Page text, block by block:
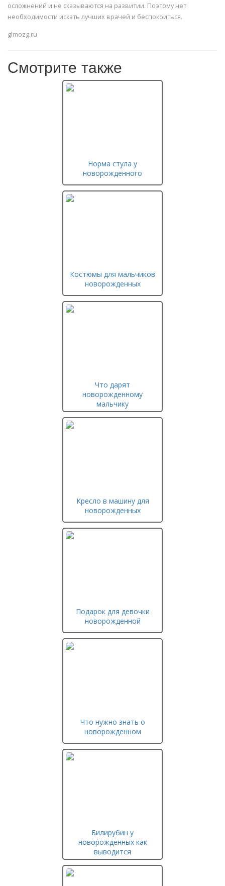
осложнений и не сказываются на развитии. Поэтому нет
необходимости искать лучших врачей и беспокоиться.
glmozg.ru
Смотрите также
Норма стула у
новорожденного
Костюмы для мальчиков
новорожденных
Что дарят
новорожденному
мальчику
Кресло в машину для
новорожденных
Подарок для девочки
новорожденной
Что нужно знать о
новорожденном
Билирубин у
новорожденных как
выводится